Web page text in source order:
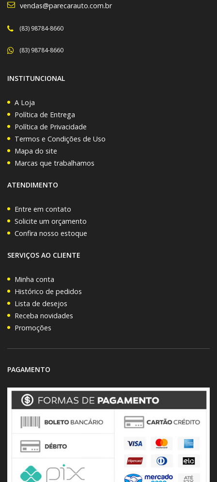
vendas@parecarauto.com.br
(83) 98784-8660
(83) 98784-8660
INSTITUNCIONAL
A Loja
Política de Entrega
Política de Privacidade
Termos e Condições de Uso
Mapa do site
Marcas que trabalhamos
ATENDIMENTO
Entre em contato
Solicite um orçamento
Confira nosso estoque
SERVIÇOS AO CLIENTE
Minha conta
Histórico de pedidos
Lista de desejos
Receba novidades
Promoções
PAGAMENTO